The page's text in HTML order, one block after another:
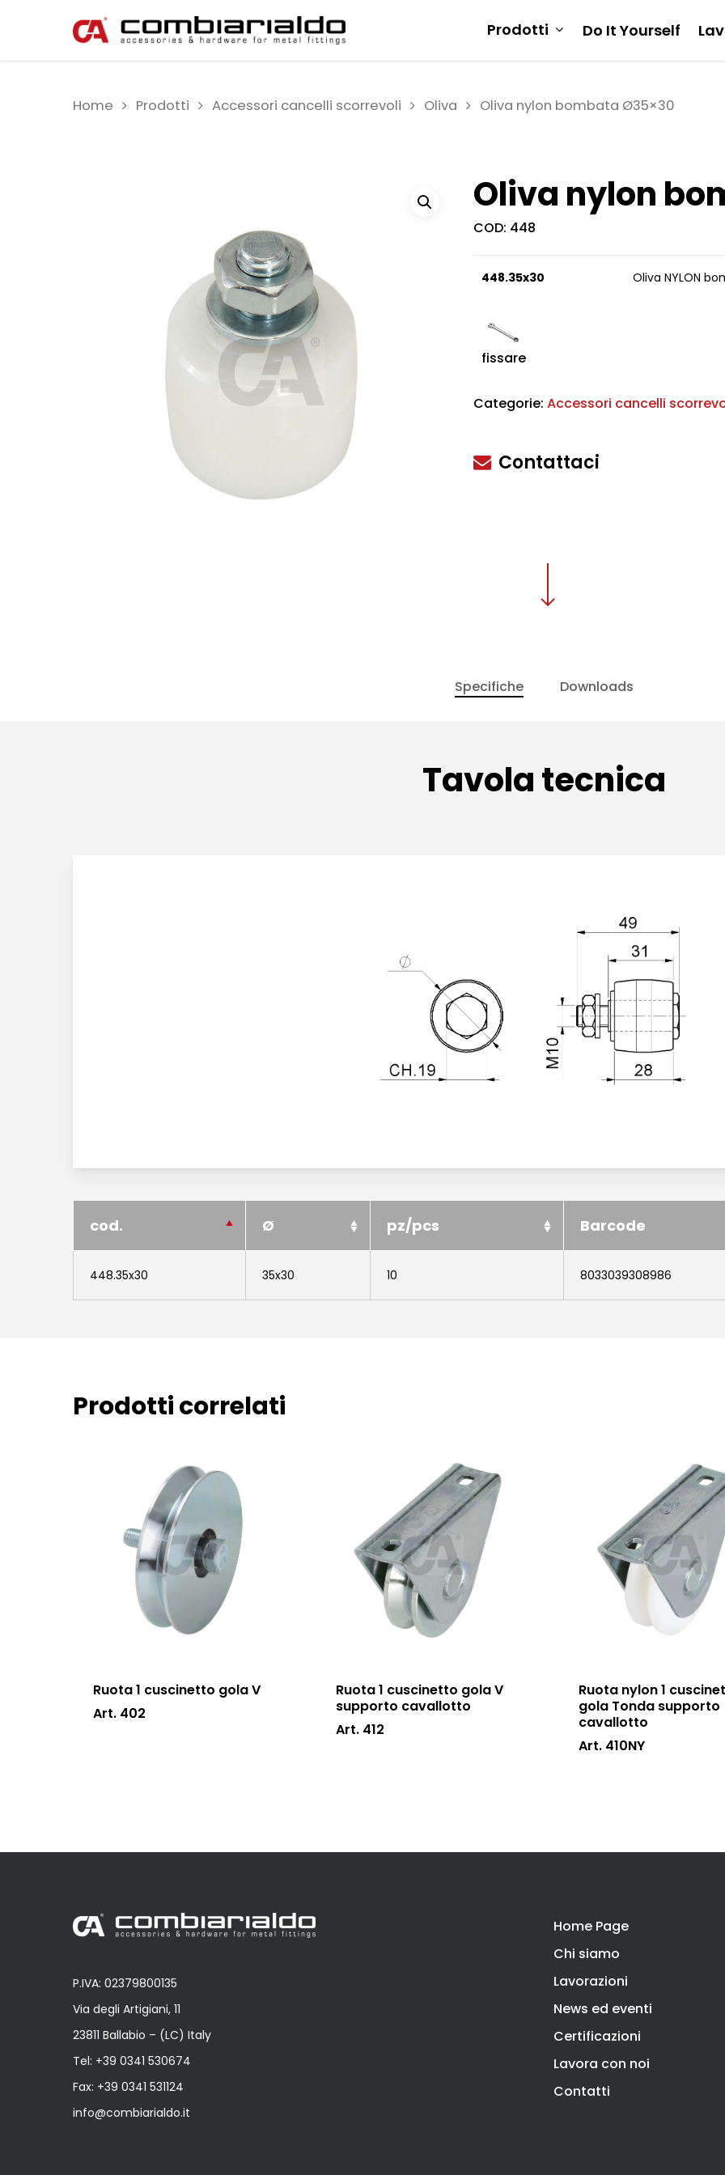
Premi invio per cercare o ESC per uscire
Prodotti Do It Yourself
Home Prodotti Accessori cancelli scorrevoli Oliva Oliva nylon bombata Ø35×30
Oliva nylon
COD: 448
448.35x30 Oliva NYLON
fissare
Categorie: Accessori cancelli
Contattaci
Specifiche Downloads
Tavola tecnica
cod. Ø pz/pcs Barcode
448.35x30 35x30 10 8033039308986
Prodotti correlati
Ruota 1 cuscinetto gola V
Art. 402
Ruota 1 cuscinetto gola V
supporto cavallotto
Art. 412
Ruota nylon 1
gola Tonda supporto
cavallotto
Art. 410NY
P.IVA: 02379800135
Via degli Artigiani, 11
23811 Ballabio – (LC) Italy
Tel: +39 0341 530674
Fax: +39 0341 531124
info@combiarialdo.it
Home Page
Chi siamo
Lavorazioni
News ed eventi
Certificazioni
Lavora con noi
Contatti